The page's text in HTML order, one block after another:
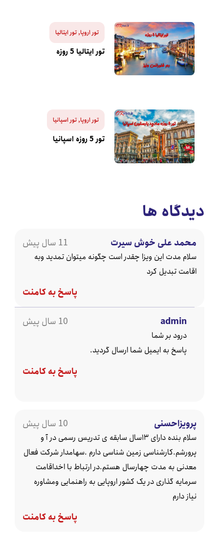
تور اروپا تور ایتالیا
تور ایتالیا 5 روزه
تور اروپا تور اسپانیا
تور 5 روزه اسپانیا
ها
علی خوش سیرت
مدت این ویزا چقدر است چگونه میتوان تمدید وبه
تبدیل کرد
پاسخ به کامنت
درود بر شما
پاسخ به ایمیل شما ارسال گردید.
پاسخ به کامنت
سلام بنده دارای ۱۳سال سابقه ی تدریس رسمی در آ و
زمین شناسی دارم .سهامدار شرکت فعال
به مدت چهارسال هستم.در ارتباط با اخداقامت
گذاری در یک کشور اروپایی به راهنمایی ومشاوره
پاسخ به کامنت